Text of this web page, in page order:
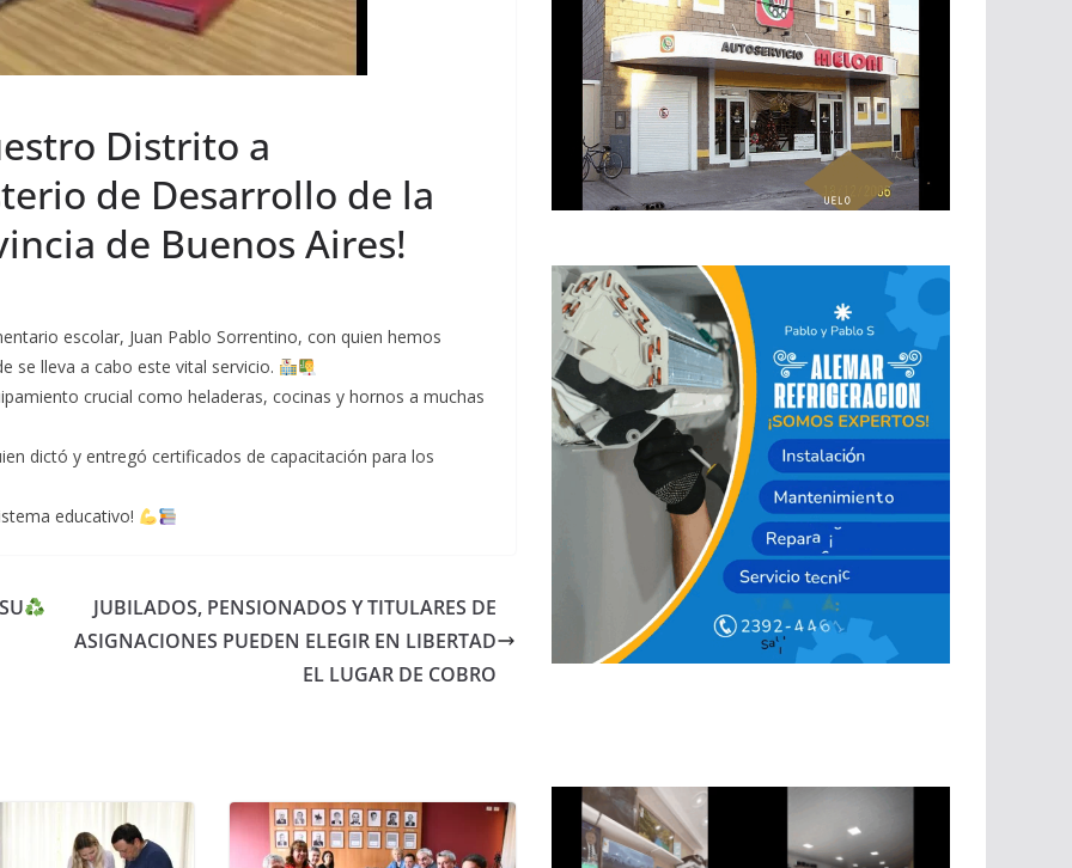
Distrito a
de Desarrollo de la
de Buenos Aires!
escolar, Juan Pablo Sorrentino, con quien hemos
se lleva a cabo este vital servicio.
crucial como heladeras, cocinas y hornos a muchas
dictó y entregó certificados de capacitación para los
educativo!
JUBILADOS, PENSIONADOS Y TITULARES DE
ASIGNACIONES PUEDEN ELEGIR EN LIBERTAD
EL LUGAR DE COBRO